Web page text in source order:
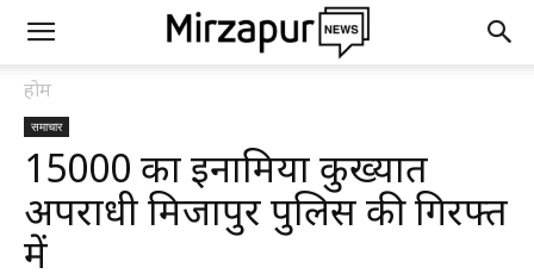
होम
समाचार
15000 का इनामिया कुख्यात
अपराधी मिर्जापुर पुलिस की गिरफ्त
में